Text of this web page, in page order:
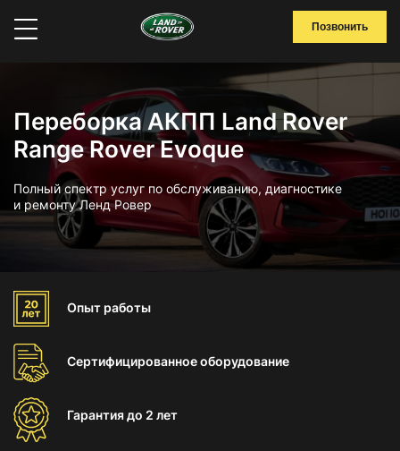
Позвонить
Переборка АКПП Land Rover
Range Rover Evoque
Полный спектр услуг по обслуживанию, диагностике
и ремонту Ленд Ровер
Опыт работы
Сертифицированноеоборудование
Гарантиядо 2 лет